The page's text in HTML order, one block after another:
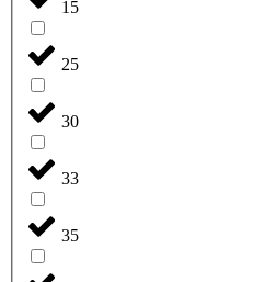
15
25
30
33
35